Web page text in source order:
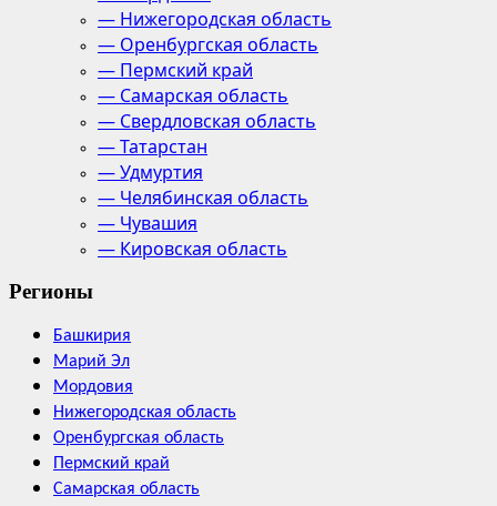
— Нижегородская область
— Оренбургская область
— Пермский край
— Самарская область
— Свердловская область
— Татарстан
— Удмуртия
— Челябинская область
— Чувашия
— Кировская область
Регионы
Башкирия
Марий Эл
Мордовия
Нижегородская область
Оренбургская область
Пермский край
Самарская область